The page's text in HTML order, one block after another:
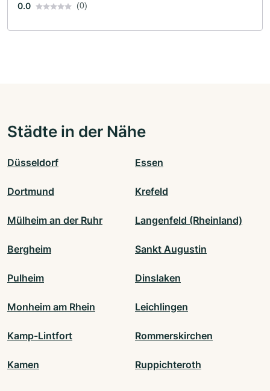
0.0
(0)
Städte in der Nähe
Düsseldorf Essen
Dortmund Krefeld
Mülheim an der Ruhr Langenfeld (Rheinland)
Bergheim Sankt Augustin
Pulheim Dinslaken
Monheim am Rhein Leichlingen
Kamp-Lintfort Rommerskirchen
Kamen Ruppichteroth